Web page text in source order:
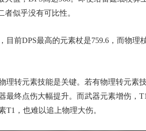
者似乎没有可比性。
目前DPS最高的元素杖是759.6，而物
理转元素技能是关键。若有物理转元素
最终点伤大幅提升。而武器元素增伤，
T1，也难以追上物理大伤。